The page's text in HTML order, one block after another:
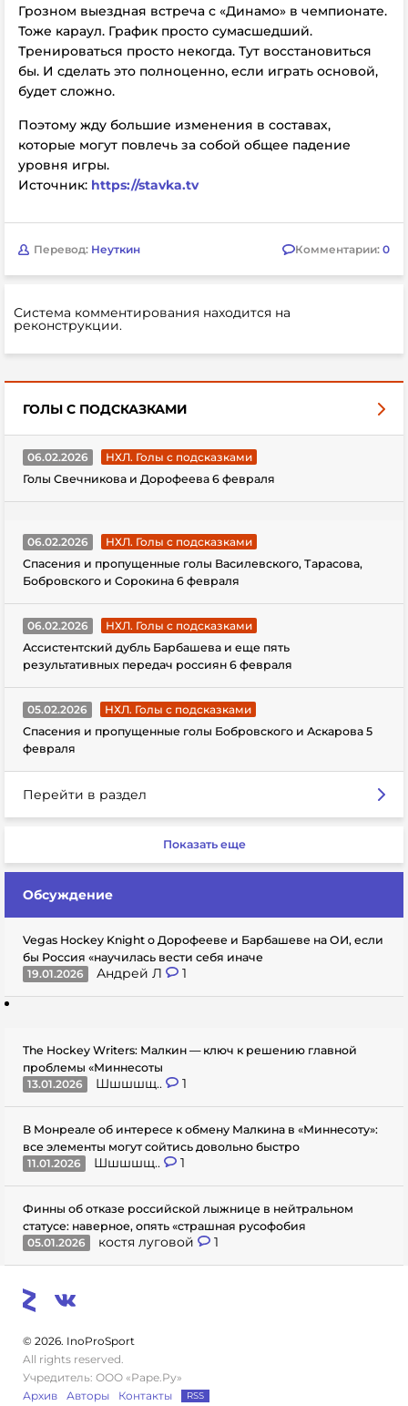
Грозном выездная встреча с «Динамо» в чемпионате.
Тоже караул. График просто сумасшедший.
Тренироваться просто некогда. Тут восстановиться
бы. И сделать это полноценно, если играть основой,
будет сложно.
Поэтому жду большие изменения в составах,
которые могут повлечь за собой общее падение
уровня игры.
Источник: https://stavka.tv
Перевод: Неуткин Комментарии: 0
Система комментирования находится на
реконструкции.
ГОЛЫ С ПОДСКАЗКАМИ
06.02.2026
НХЛ. Голы с подсказками
Голы Свечникова и Дорофеева 6 февраля
06.02.2026
НХЛ. Голы с подсказками
Спасения и пропущенные голы Василевского, Тарасова,
Бобровского и Сорокина 6 февраля
06.02.2026
НХЛ. Голы с подсказками
Ассистентский дубль Барбашева и еще пять
результативных передач россиян 6 февраля
05.02.2026
НХЛ. Голы с подсказками
Спасения и пропущенные голы Бобровского и Аскарова 5
февраля
Перейти в раздел
Показать еще
Обсуждение
Vegas Hockey Knight о Дорофееве и Барбашеве на ОИ, если
бы Россия «научилась вести себя иначе
19.01.2026
Андрей Л 1
The Hockey Writers: Малкин — ключ к решению главной
проблемы «Миннесоты
13.01.2026
Шшшшщ.. 1
В Монреале об интересе к обмену Малкина в «Миннесоту»:
все элементы могут сойтись довольно быстро
11.01.2026
Шшшшщ.. 1
Финны об отказе российской лыжнице в нейтральном
статусе: наверное, опять «страшная русофобия
05.01.2026
костя луговой 1
© 2026. InoProSport
All rights reserved.
Учредитель: ООО «Раре.Ру»
Архив
Авторы Контакты RSS